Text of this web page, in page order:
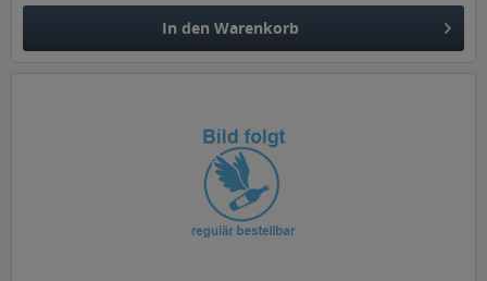
In den Warenkorb